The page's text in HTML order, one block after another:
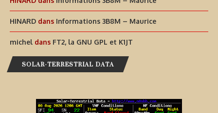
HINARD dans Informations 3B8M – Maurice
michel dans FT2, la GNU GPL et K1JT
SOLAR-TERRESTRIAL DATA